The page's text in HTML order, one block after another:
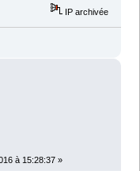
IP archivée
à 15:28:37 »